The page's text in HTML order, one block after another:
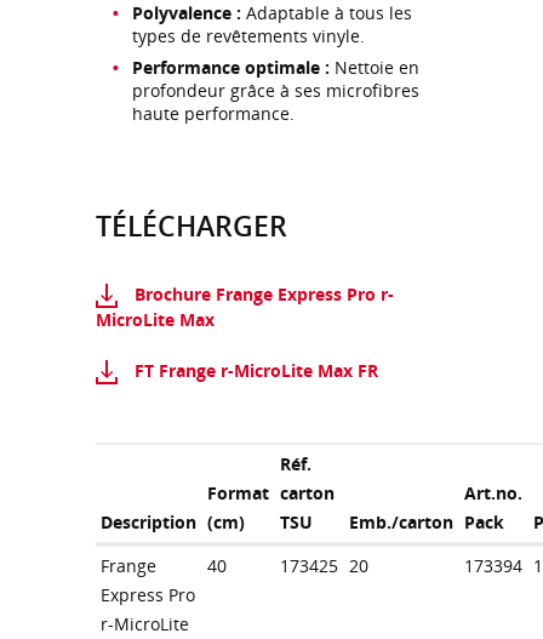
Polyvalence : Adaptable à tous les
types de revêtements vinyle.
Performance optimale : Nettoie en
profondeur grâce à ses microfibres
haute performance.
TÉLÉCHARGER
Brochure Frange Express Pro r-
MicroLite Max
FT Frange r-MicroLite Max FR
Description
Format
(cm)
Réf.
carton
TSU
Emb./carton
Art.no.
Pack
Frange
Express Pro
r-MicroLite
40 173425 20 173394 1